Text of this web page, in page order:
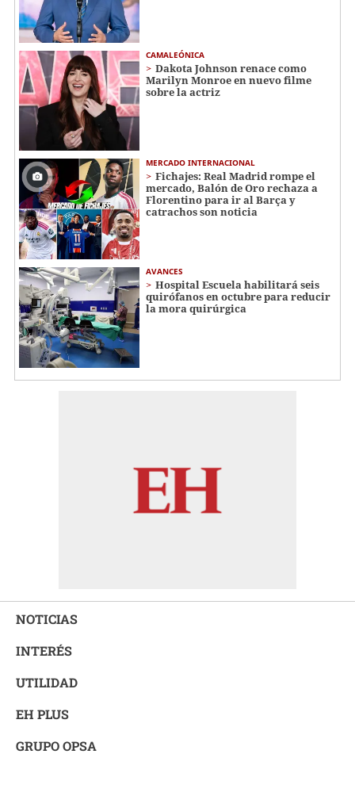
CAMALEÓNICA
Dakota Johnson renace como
Marilyn Monroe en nuevo filme
sobre la actriz
MERCADO INTERNACIONAL
Fichajes: Real Madrid rompe el
mercado, Balón de Oro rechaza a
Florentino para ir al Barça y
catrachos son noticia
AVANCES
Hospital Escuela habilitará seis
quirófanos en octubre para reducir
la mora quirúrgica
NOTICIAS
INTERÉS
UTILIDAD
EH PLUS
GRUPO OPSA